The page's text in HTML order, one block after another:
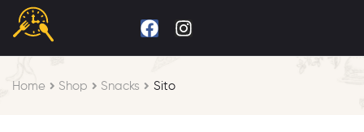
Home Shop Snacks Sito